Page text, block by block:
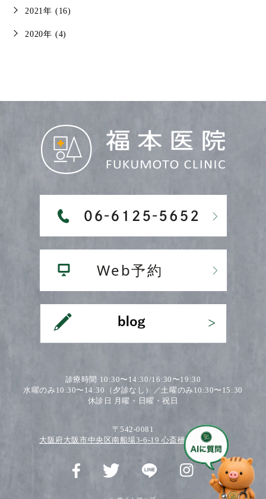
2021年 (16)
2020年 (4)
診療時間 10:30〜14:30/16:30〜19:30
水曜のみ10:30〜14:30（夕診なし）／土曜のみ10:30〜15:30
休診日 月曜・日曜・祝日
〒542-0081
大阪府大阪市中央区南船場3-6-19 心斎橋ワダビル2F